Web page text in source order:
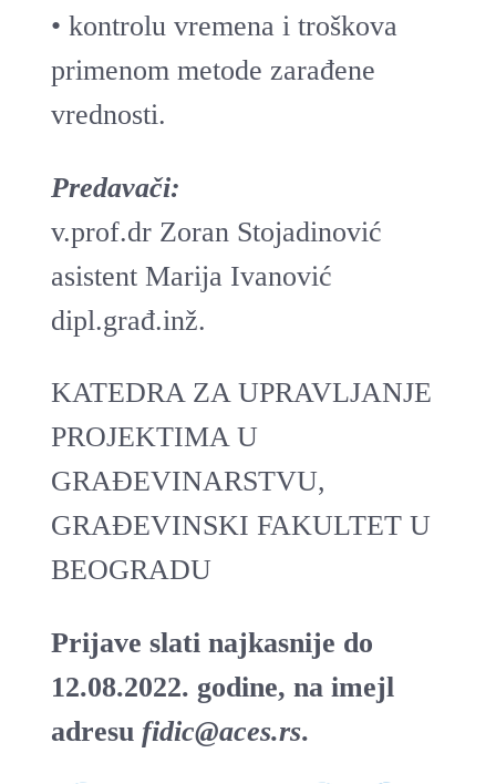
• kontrolu vremena i troškova
primenom metode zarađene
vrednosti.
Predavači:
v.prof.dr Zoran Stojadinović
asistent Marija Ivanović
dipl.građ.inž.
KATEDRA ZA UPRAVLJANJE
PROJEKTIMA U
GRAĐEVINARSTVU,
GRAĐEVINSKI FAKULTET U
BEOGRADU
Prijave slati najkasnije do
12.08.2022. godine, na imejl
adresu fidic@aces.rs.